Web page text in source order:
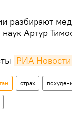
разбирают
наук Артур
РИА Новости
страх